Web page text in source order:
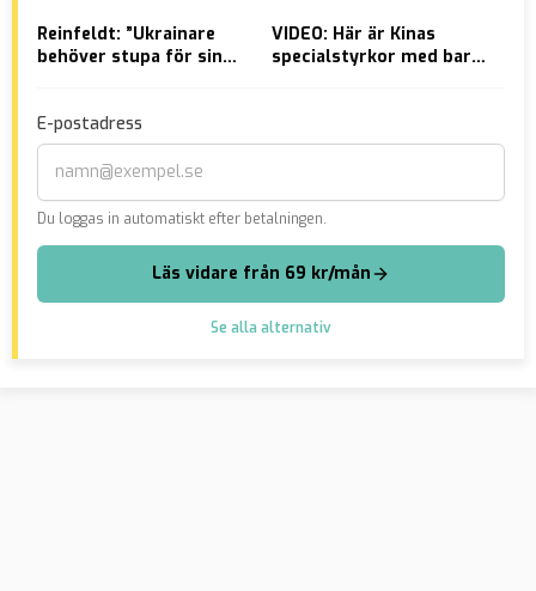
Reinfeldt: ”Ukrainare
behöver stupa för sin
VIDEO: Här är Kinas
specialstyrkor med bara
E-postadress
Du loggas in automatiskt efter betalningen.
Läs vidare från 69 kr/mån
Se alla alternativ